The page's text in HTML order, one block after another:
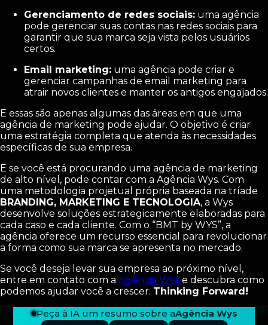
Gerenciamento de redes sociais: uma agência
pode gerenciar suas contas nas redes sociais para
garantir que sua marca seja vista pelos usuários
certos.
Email marketing: uma agência pode criar e
gerenciar campanhas de email marketing para
atrair novos clientes e manter os antigos engajados.
E essas são apenas algumas das áreas em que uma
agência de marketing pode ajudar. O objetivo é criar
uma estratégia completa que atenda às necessidades
específicas de sua empresa.
E se você está procurando uma agência de marketing
de alto nível, pode contar com a Agência Wys. Com
uma metodologia projetual própria baseada na tríade
BRANDING, MARKETING E TECNOLOGIA, a Wys
desenvolve soluções estrategicamente elaboradas para
cada caso e cada cliente. Com o “BMT by WYS”, a
agência oferece um recurso essencial para revolucionar
a forma como sua marca se apresenta no mercado.
Se você deseja levar sua empresa ao próximo nível,
entre em contato com a Agência Wys e descubra como
podemos ajudar você a crescer. Thinking Forward!
Peça à IA um resumo sobre aAgência Wys